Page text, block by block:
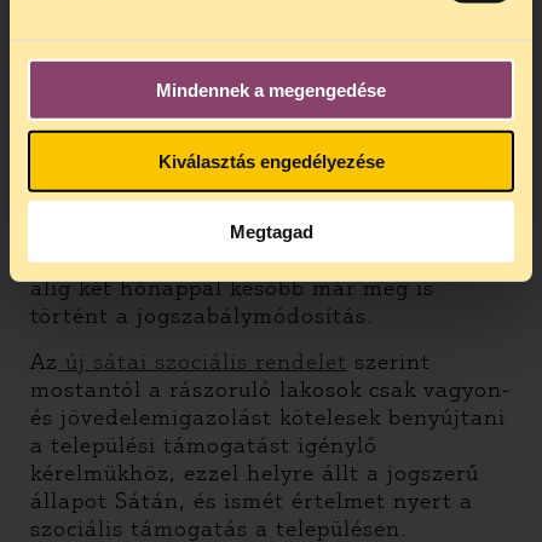
Mindennek a megengedése
Kiválasztás engedélyezése
Megtagad
önkormányzat hatályon kívül helyezte a
szolgáltatására vonatkozó rendelkezését
is.
A kezdeményezésünk hatékonysága mellett
azt is sikerünknek tekintjük, hogy
meglepően gyorsan állt helyre a jogrend a
településen, hiszen az októberi jelzésünkre
alig két hónappal később már meg is
történt a jogszabálymódosítás.
Az új sátai szociális rendelet szerint
mostantól a rászoruló lakosok csak vagyon-
és jövedelemigazolást kötelesek benyújtani
a települési támogatást igénylő
kérelmükhöz, ezzel helyre állt a jogszerű
állapot Sátán, és ismét értelmet nyert a
szociális támogatás a településen.